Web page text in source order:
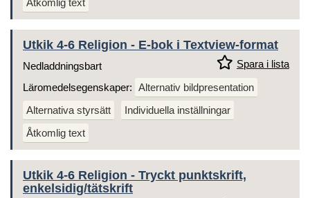
Åtkomlig text
Utkik 4-6 Religion - E-bok i Textview-format
Spara i lista
Nedladdningsbart
Läromedelsegenskaper: Alternativ bildpresentation
Alternativa styrsätt
Individuella inställningar
Åtkomlig text
Utkik 4-6 Religion - Tryckt punktskrift,
enkelsidig/tätskrift